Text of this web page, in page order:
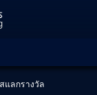
แลกรางวัล